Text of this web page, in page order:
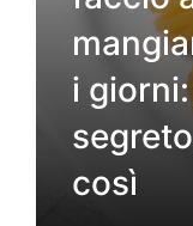
i
così